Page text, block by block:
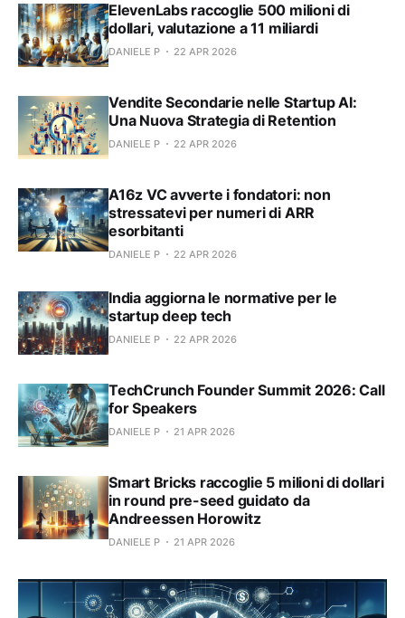
ElevenLabs raccoglie 500 milioni di
dollari, valutazione a 11 miliardi
DANIELE P 22 APR 2026
Vendite Secondarie nelle Startup AI:
Una Nuova Strategia di Retention
DANIELE P 22 APR 2026
A16z VC avverte i fondatori: non
stressatevi per numeri di ARR
esorbitanti
DANIELE P 22 APR 2026
India aggiorna le normative per le
startup deep tech
DANIELE P 22 APR 2026
TechCrunch Founder Summit 2026: Call
for Speakers
DANIELE P 21 APR 2026
Smart Bricks raccoglie 5 milioni di dollari
in round pre-seed guidato da
Andreessen Horowitz
DANIELE P 21 APR 2026